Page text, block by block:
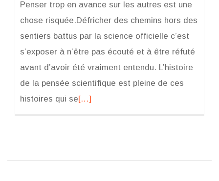
Penser trop en avance sur les autres est une
chose risquée.Défricher des chemins hors des
sentiers battus par la science officielle c’est
s’exposer à n’être pas écouté et à être réfuté
avant d’avoir été vraiment entendu. L’histoire
de la pensée scientifique est pleine de ces
histoires qui seRead
témoignage
[…]